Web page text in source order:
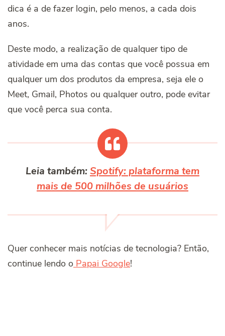
dica é a de fazer login, pelo menos, a cada dois
anos.
Deste modo, a realização de qualquer tipo de
atividade em uma das contas que você possua em
qualquer um dos produtos da empresa, seja ele o
Meet, Gmail, Photos ou qualquer outro, pode evitar
que você perca sua conta.
Leia também:Spotify: plataforma tem
mais de 500 milhões de usuários
Quer conhecer mais notícias de tecnologia? Então,
continue lendo o Papai Google!